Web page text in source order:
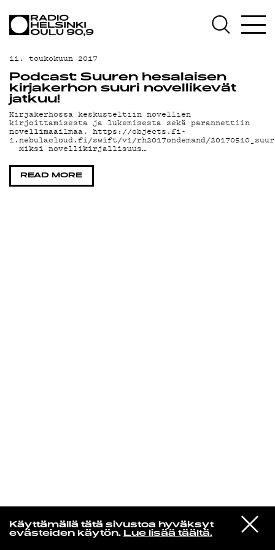
Käyttämällä tätä sivustoa hyväksyt
evästeiden käytön. Lue lisää täältä.
VIESTI
STUDIOON
Mariya Takeuchi
シェットランドに頬をうずめて
AJANKOHTAISTA
OHJELMAT
TEKIJÄT
ON-DEMAND
PODCAST
MAINOSTA
YHTEYSTIEDOT
11. toukokuun 2017
Podcast: Suuren hesalaisen
kirjakerhon suuri novellikevät
jatkuu!
Kirjakerhossa keskusteltiin novellien
kirjoittamisesta ja lukemisesta sekä parannettiin
novellimaailmaa. https://objects.fi-
1.nebulacloud.fi/swift/v1/rh2017ondemand/
Miksi novellikirjallisuus…
READ MORE